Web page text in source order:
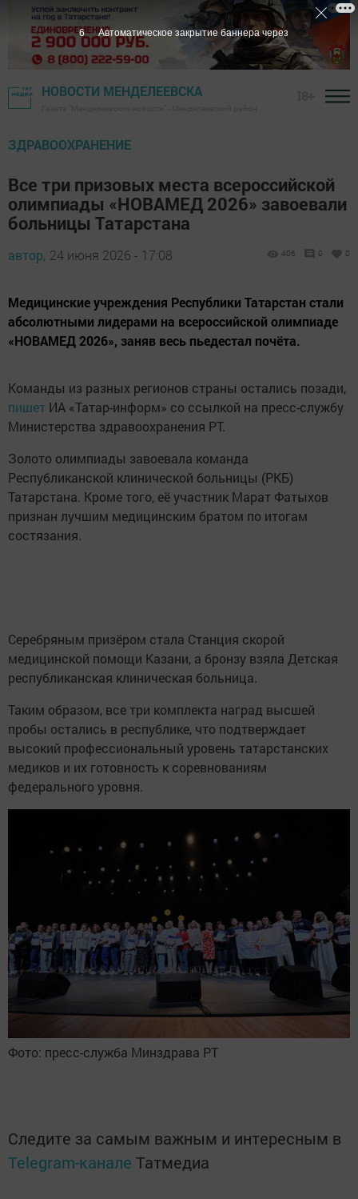
НОВОСТИ МЕНДЕЛЕЕВСКА
ЗДРАВООХРАНЕНИЕ
Все три призовых места всероссийской
олимпиады «НОВАМЕД 2026» завоевали
больницы Татарстана
автор, 24 июня 2026 - 17:08 406 0 0
Медицинские учреждения Республики Татарстан стали
абсолютными лидерами на всероссийской олимпиаде
«НОВАМЕД 2026», заняв весь пьедестал почёта.
Команды из разных регионов страны остались позади,
пишет ИА «Татар-информ» со ссылкой на пресс-службу
Министерства здравоохранения РТ.
Золото олимпиады завоевала команда
Республиканской клинической больницы (РКБ)
Татарстана. Кроме того, её участник Марат Фатыхов
признан лучшим медицинским братом по итогам
состязания.
Серебряным призёром стала Станция скорой
медицинской помощи Казани, а бронзу взяла Детская
республиканская клиническая больница.
Таким образом, все три комплекта наград высшей
пробы остались в республике, что подтверждает
высокий профессиональный уровень татарстанских
медиков и их готовность к соревнованиям
федерального уровня.
Фото: пресс-служба Минздрава РТ
Следите за самым важным и интересным в
Telegram-канале Татмедиа
5 Автоматическое закрытие баннера через